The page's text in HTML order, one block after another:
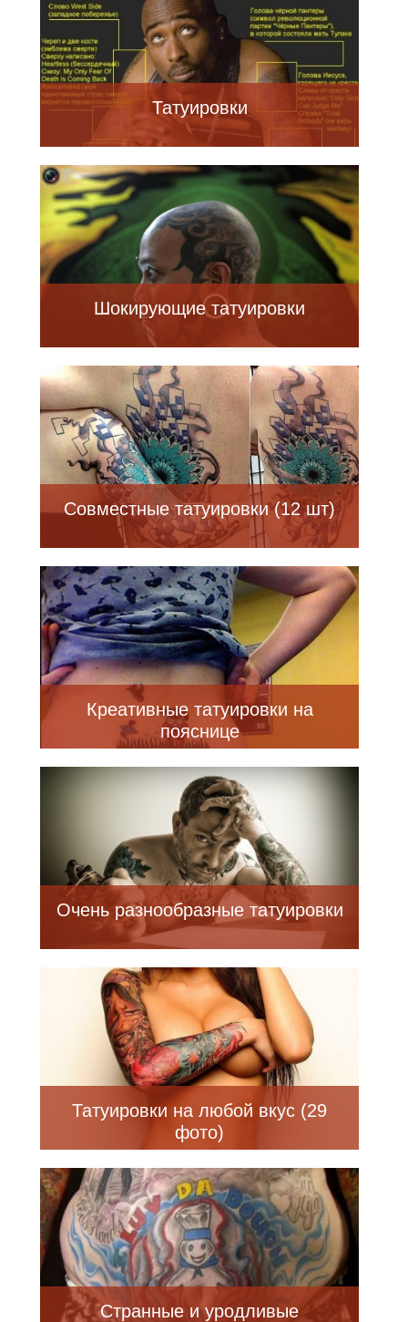
Татуировки
Шокирующие татуировки
Совместные татуировки (12 шт)
Креативные татуировки на
пояснице
Очень разнообразные татуировки
Татуировки на любой вкус (29
фото)
Странные и уродливые